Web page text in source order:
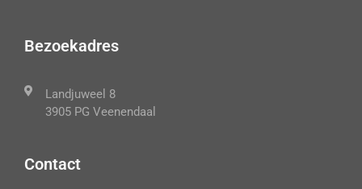
Bezoekadres
Landjuweel 8
3905 PG Veenendaal
Contact